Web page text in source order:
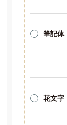
筆記体
花文字